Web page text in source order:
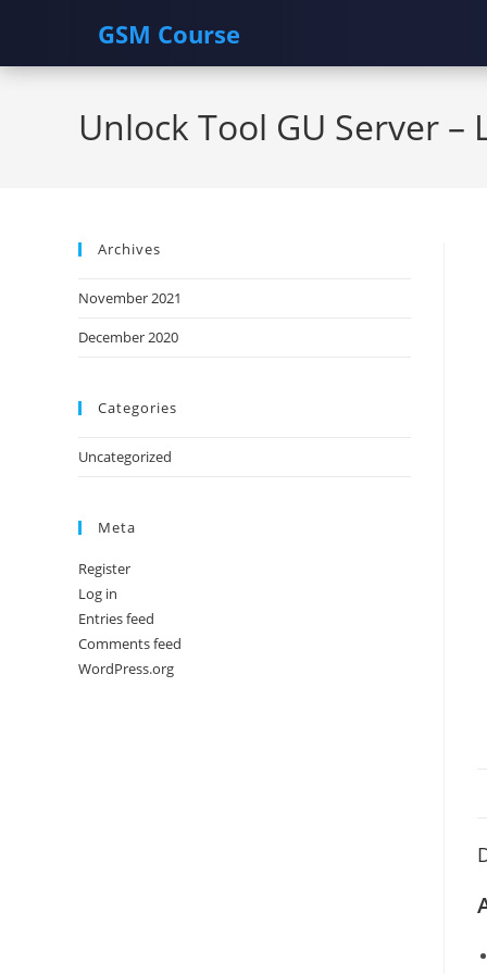
GSM Course
Skip
Unlock Tool GU Server
Archives
November 2021
December 2020
Categories
Uncategorized
Meta
Register
Log in
Entries feed
Comments feed
WordPress.org